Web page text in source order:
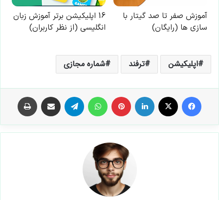
اپلیکیشن ترفند شماره مجازی
فیس بوک لینکدین ‫پین‌ترست تلگرام اشتراک گذاری از طریق ایمیل